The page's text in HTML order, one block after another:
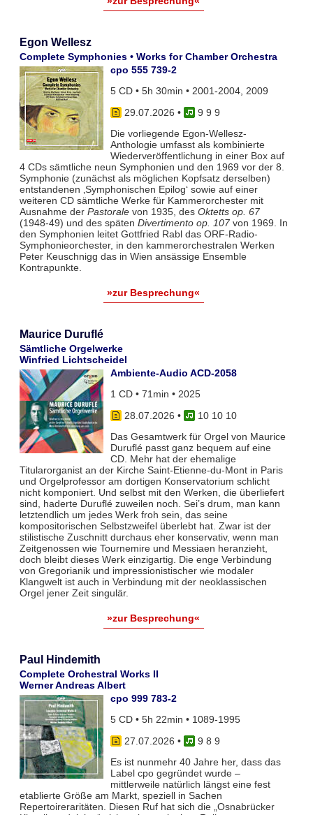
Egon Wellesz
Complete Symphonies • Works for Chamber Orchestra
cpo 555 739-2
5 CD • 5h 30min • 2001-2004, 2009
29.07.2026 •
9 9 9
Die vorliegende Egon-Wellesz-
Anthologie umfasst als kombinierte
Wiederveröffentlichung in einer Box auf
4 CDs sämtliche neun Symphonien und den 1969 vor der 8.
Symphonie (zunächst als möglichen Kopfsatz derselben)
entstandenen ‚Symphonischen Epilog‘ sowie auf einer
weiteren CD sämtliche Werke für Kammerorchester mit
Ausnahme der Pastoralevon 1935, des Oktetts op. 67
(1948-49) und des späten Divertimento op. 107von 1969. In
den Symphonien leitet Gottfried Rabl das ORF-Radio-
Symphonieorchester, in den kammerorchestralen Werken
Peter Keuschnigg das in Wien ansässige Ensemble
Kontrapunkte.
»zur Besprechung«
Maurice Duruflé
Sämtliche Orgelwerke
Winfried Lichtscheidel
Ambiente-Audio ACD-2058
1 CD • 71min • 2025
28.07.2026 •
10 10 10
Das Gesamtwerk für Orgel von Maurice
Duruflé passt ganz bequem auf eine
CD. Mehr hat der ehemalige
Titularorganist an der Kirche Saint-Etienne-du-Mont in Paris
und Orgelprofessor am dortigen Konservatorium schlicht
nicht komponiert. Und selbst mit den Werken, die überliefert
sind, haderte Duruflé zuweilen noch. Sei’s drum, man kann
letztendlich um jedes Werk froh sein, das seine
kompositorischen Selbstzweifel überlebt hat. Zwar ist der
stilistische Zuschnitt durchaus eher konservativ, wenn man
Zeitgenossen wie Tournemire und Messiaen heranzieht,
doch bleibt dieses Werk einzigartig. Die enge Verbindung
von Gregorianik und impressionistischer wie modaler
Klangwelt ist auch in Verbindung mit der neoklassischen
Orgel jener Zeit singulär.
»zur Besprechung«
Paul Hindemith
Complete Orchestral Works II
Werner Andreas Albert
cpo 999 783-2
5 CD • 5h 22min • 1089-1995
27.07.2026 •
9 8 9
Es ist nunmehr 40 Jahre her, dass das
Label cpo gegründet wurde –
mittlerweile natürlich längst eine fest
etablierte Größe am Markt, speziell in Sachen
Repertoireraritäten. Diesen Ruf hat sich die „Osnabrücker